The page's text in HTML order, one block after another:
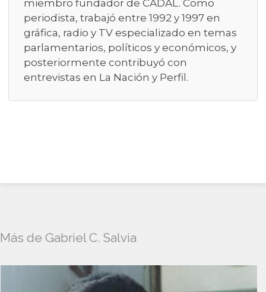
miembro fundador de CADAL. Como
periodista, trabajó entre 1992 y 1997 en
gráfica, radio y TV especializado en temas
parlamentarios, políticos y económicos, y
posteriormente contribuyó con
entrevistas en La Nación y Perfil.
Más de Gabriel C. Salvia